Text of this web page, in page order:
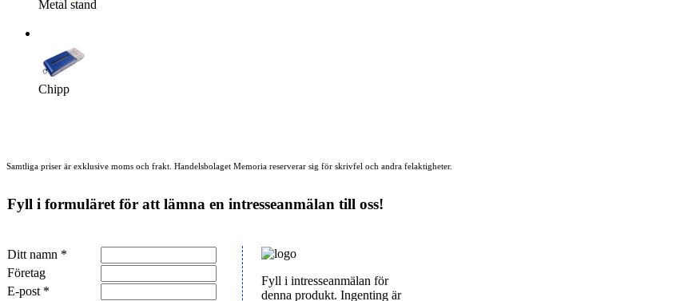
Metal stand
Chipp
Samtliga priser är exklusive moms och frakt. Handelsbolaget Memoria reserverar sig för skrivfel och andra felaktigheter.
Fyll i formuläret för att lämna en intresseanmälan till oss!
Ditt namn *
Fyll i intresseanmälan för
denna produkt. Ingenting är
Företag
E-post *